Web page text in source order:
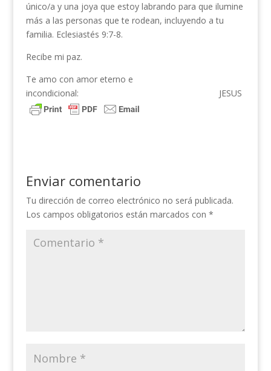
único/a y una joya que estoy labrando para que ilumine
más a las personas que te rodean, incluyendo a tu
familia. Eclesiastés 9:7-8.
Recibe mi paz.
Te amo con amor eterno e
incondicional: JESUS
Enviar comentario
Tu dirección de correo electrónico no será publicada.
Los campos obligatorios están marcados con *